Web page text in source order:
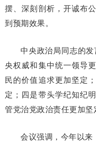
摆、深刻剖析，开诚布
到预期效果。
中央政治局同志的
央权威和集中统一领导
民的价值追求更加坚定
定；四是带头学纪知纪
管党治党政治责任更加坚
会议强调，今年以